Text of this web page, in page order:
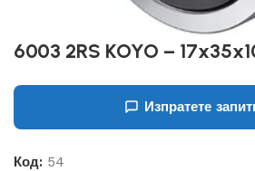
6003 2RS KOYO –
Изпратете
Код: 54